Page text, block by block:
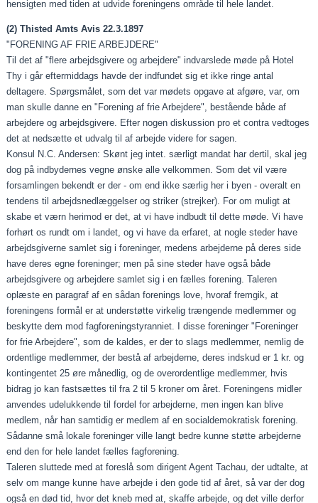
hensigten med tiden at udvide foreningens område til hele landet.
(2) Thisted Amts Avis 22.3.1897
"FORENING AF FRIE ARBEJDERE"
Til det af "flere arbejdsgivere og arbejdere" indvarslede møde på Hotel
Thy i går eftermiddags havde der indfundet sig et ikke ringe antal
deltagere. Spørgsmålet, som det var mødets opgave at afgøre, var, om
man skulle danne en "Forening af frie Arbejdere", bestående både af
arbejdere og arbejdsgivere. Efter nogen diskussion pro et contra vedtoges
det at nedsæt­te et udvalg til af arbejde videre for sagen.
Konsul N.C. Andersen: Skønt jeg intet. særligt mandat har dertil, skal jeg
dog på indbydernes vegne ønske alle velkom­men. Som det vil være
forsamlingen bekendt er der ‑ om end ikke særlig her i byen ‑ overalt en
tendens til arbejdsnedlæg­gelser og striker (strejker). For om muligt at
skabe et værn herimod er det, at vi have indbudt til dette møde. Vi have
forhørt os rundt om i landet, og vi have da erfaret, at nogle steder have
arbejdsgiverne samlet sig i foreninger, medens arbejder­ne på deres side
have deres egne foreninger; men på sine steder have også både
arbejdsgivere og arbejdere samlet sig i en fælles forening. Taleren
oplæste en paragraf af en sådan forenings love, hvoraf fremgik, at
foreningens formål er at understøtte virkelig trængende medlemmer og
beskytte dem mod fagforeningstyranniet. I disse foreninger "Foreninger
for frie Arbejdere", som de kaldes, er der to slags medlemmer, nemlig de
ordentlige medlemmer, der bestå af arbejderne, deres indskud er 1 kr. og
kontingentet 25 øre månedlig, og de overordentlige medlemmer, hvis
bidrag jo kan fastsættes til fra 2 til 5 kroner om året. Foreningens midler
anvendes udelukkende til fordel for arbejderne, men ingen kan blive
medlem, når han samtidig er medlem af en socialdemokratisk forening.
Sådanne små lokale foreninger ville langt bedre kunne støtte arbejderne
end den for hele landet fælles fag­forening.
Taleren sluttede med at foreslå som dirigent Agent Tachau, der udtalte, at
selv om mange kunne have arbejde i den gode tid af året, så var der dog
også en død tid, hvor det kneb med at, skaffe arbejde, og det ville derfor